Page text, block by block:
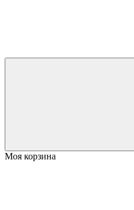
Моя корзина